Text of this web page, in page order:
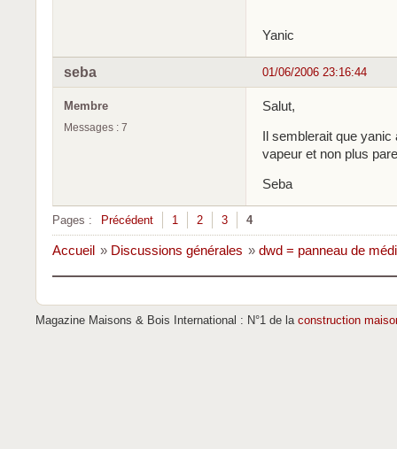
Yanic
01/06/2006 23:16:44
seba
Membre
Messages : 7
Salut,
Il semblerait que
vapeur et non plus
Seba
Pages : Précédent 1 2 3 4
Accueil » Discussions générales » dwd = panneau de
Magazine Maisons & Bois International : N°1 de la construction